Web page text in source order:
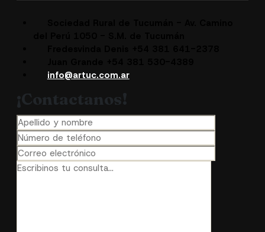
info@artuc.com.ar
¡Contactanos!